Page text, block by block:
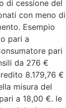
di cessione del
con meno di
Esempio
pari a
pari
da 276 €
8.179,76 €
misura del
a 18,00 €. le